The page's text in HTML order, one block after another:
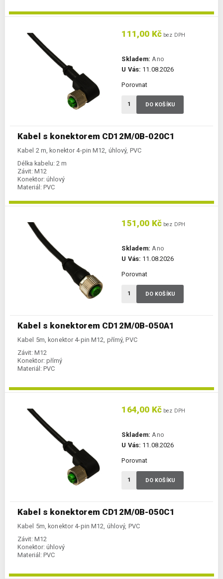
Kabel s konektorem CD12M/0B-020C1
Kabel 2 m, konektor 4-pin M12, úhlový, PVC
Délka kabelu: 2 m
Závit: M12
Konektor: úhlový
Materiál: PVC
111,00 Kč bez DPH
Skladem: Ano
U Vás: 11.08.2026
Porovnat
DO KOŠÍKU
Kabel s konektorem CD12M/0B-050A1
Kabel 5m, konektor 4-pin M12, přímý, PVC
Závit: M12
Konektor: přímý
Materiál: PVC
151,00 Kč bez DPH
Skladem: Ano
U Vás: 11.08.2026
Porovnat
DO KOŠÍKU
Kabel s konektorem CD12M/0B-050C1
Kabel 5m, konektor 4-pin M12, úhlový, PVC
Závit: M12
Konektor: úhlový
Materiál: PVC
164,00 Kč bez DPH
Skladem: Ano
U Vás: 11.08.2026
Porovnat
DO KOŠÍKU